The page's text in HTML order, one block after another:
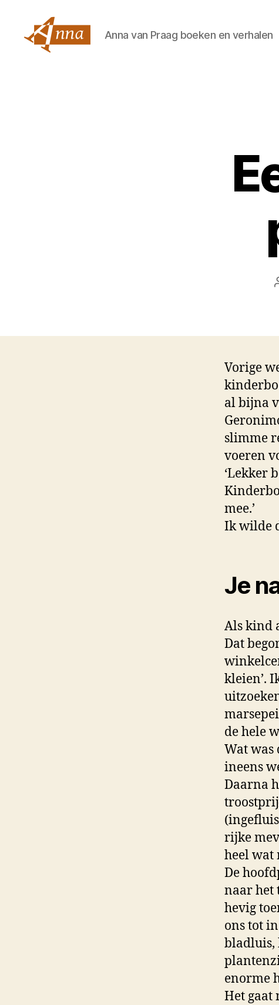
Anna van Praag boeken en verhalen
Vorige
al bijna
slimme
voeren
‘Lekker
mee.’
Ik wilde
Je
Als kind
Dat
kleien’.
de hele
Wat was
ineens
Daarna
rijke
heel wat
De
naar het
hevig
ons tot
bladluis,
enorme
Het gaat